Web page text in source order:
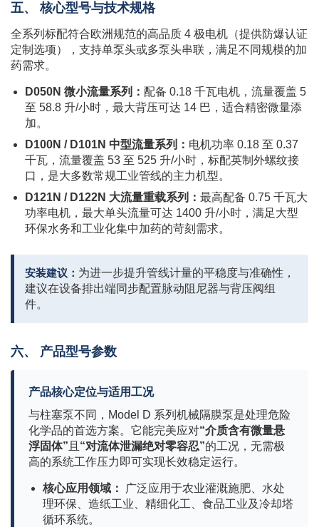
五、 核心型号与技术规格
全系列标配符合欧洲规范的高品质 4 极电机（提供防爆认证
定制选项），支持单泵头或多泵头串联，满足不同规模的加
药需求。
D050N 微小流量系列： 配备 0.18 千瓦电机，流量覆盖 5
至 58.8 升/小时，最大背压可达 14 巴，适合精密微量添
加。
D100N / D101N 中型流量系列： 电机功率 0.18 至 0.37
千瓦，流量覆盖 53 至 525 升/小时，标配英制外螺纹接
口，是大多数常规工业管线的主力机型。
D121N / D122N 大流量重载系列： 最高配备 0.75 千瓦大
功率电机，最大单头流量可达 1400 升/小时，满足大型
环保水务和工业化集中加药的苛刻需求。
安装建议： 为进一步提升管线计量的平稳度与准确性，
建议在设备排出端同步配置脉动阻尼器与背压阀组
件。
六、 产品型号参数
产品核心定位与适用工况
与柱塞泵不同，Model D 系列机械隔膜泵是处理危险
化学品的首选方案。它能完美应对“介质含有微量悬
浮固体” 且 “对流体泄漏绝对零容忍”的工况，无需极
高的系统工作压力即可实现长效稳定运行。
核心应用领域：
广泛应用于农业灌溉施肥、水处
理环保、造纸工业、精细化工、食品工业及冷却塔
循环系统。